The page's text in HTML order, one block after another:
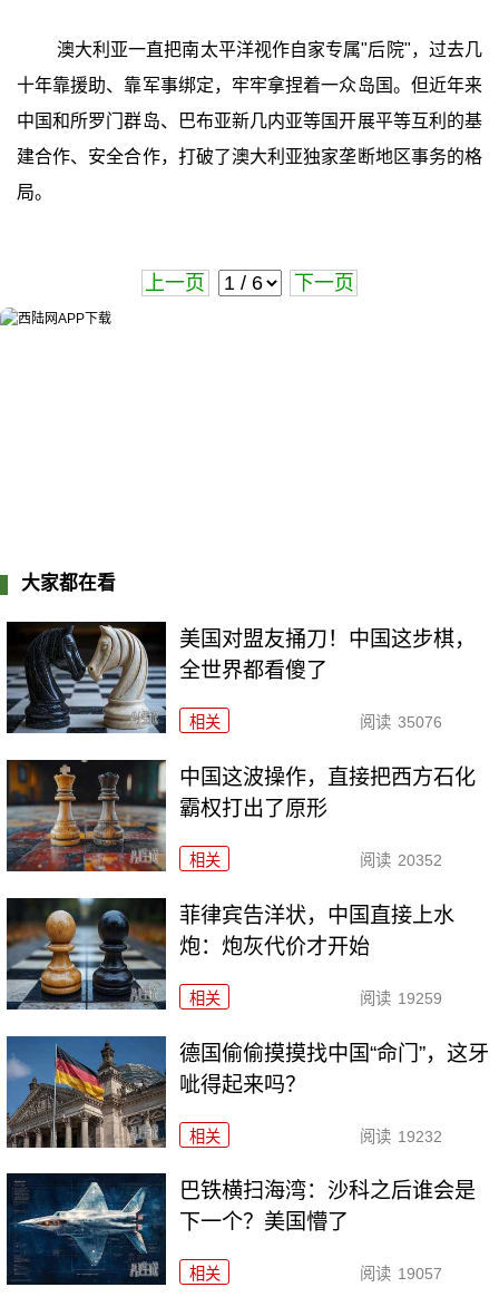
澳大利亚一直把南太平洋视作自家专属"后院"，过去几
十年靠援助、靠军事绑定，牢牢拿捏着一众岛国。但近年来
中国和所罗门群岛、巴布亚新几内亚等国开展平等互利的基
建合作、安全合作，打破了澳大利亚独家垄断地区事务的格
局。
上一页 下一页
大家都在看
美国对盟友捅刀！中国这步棋，
全世界都看傻了
相关 阅读 35076
中国这波操作，直接把西方石化
霸权打出了原形
相关 阅读 20352
菲律宾告洋状，中国直接上水
炮：炮灰代价才开始
相关 阅读 19259
德国偷偷摸摸找中国“命门”，这牙
呲得起来吗？
相关 阅读 19232
巴铁横扫海湾：沙科之后谁会是
下一个？美国懵了
相关 阅读 19057